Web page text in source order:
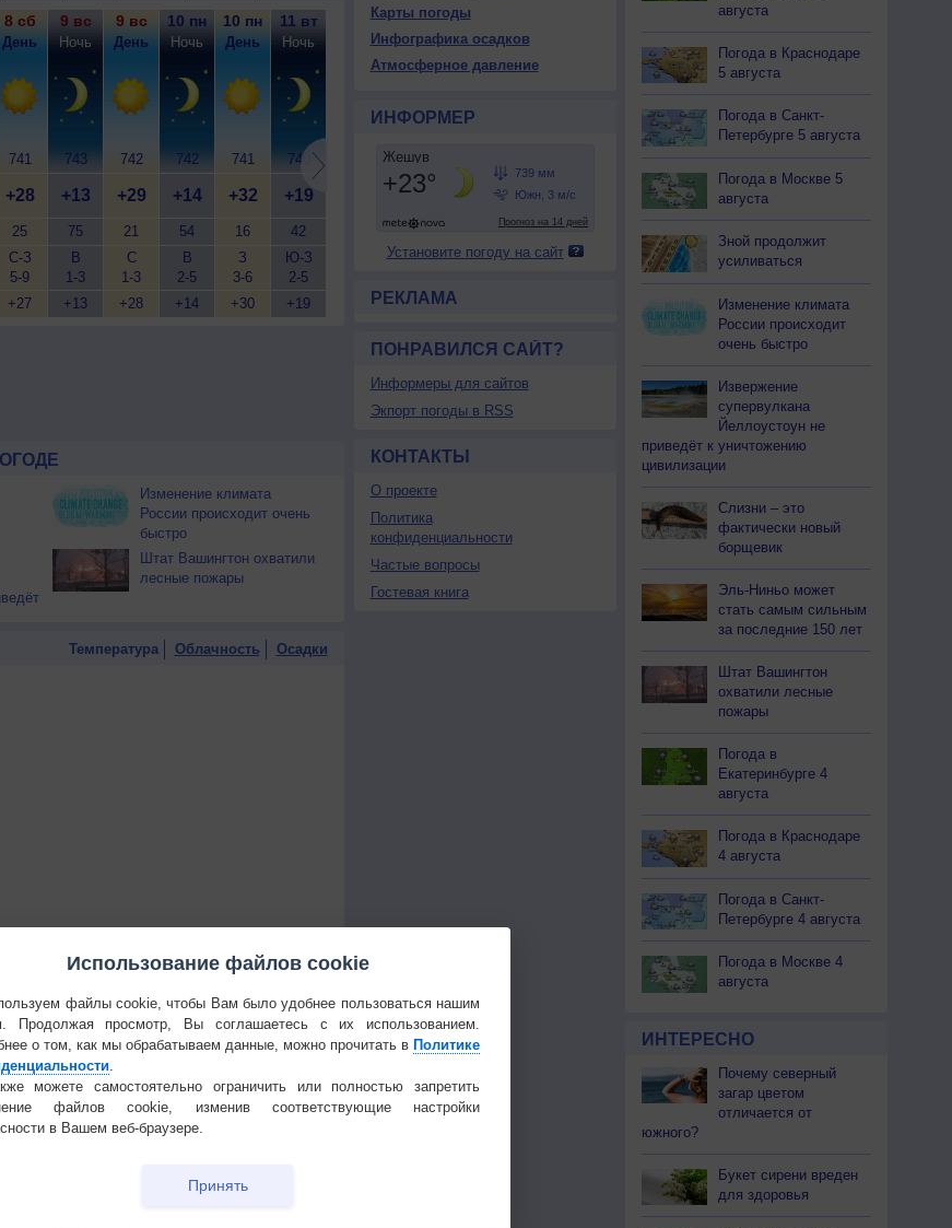
8 сб
День
741
+28
25
С-З
5-9
+27
9 вс
Ночь
743
+13
75
В
1-3
+13
9 вс
День
742
+29
21
С
1-3
+28
10 пн
Ночь
742
+14
54
В
2-5
+14
10 пн
День
741
+32
16
З
3-6
+30
11 вт
Ночь
740
+19
42
Ю-З
2-5
+19
11 вт
День
12 ср
Ночь
742
+16
56
В
+16
12 ср
День
+33
С
+31
Ночь
+19
49
Ю
+32
20
С-З
Штиль
+34
16
3-6
+31
15 сб
+18
52
Ю-В
+18
С-В
+33
+25
Изменение климата
России происходит очень
быстро
Штат Вашингтон охватили
лесные пожары
Температура Облачность Осадки
подробных данных
повсеместно поспел хлеб. Наступает пора
веники.
Букет сирени вреден для
здоровья
Карты погоды
Инфографика осадков
Атмосферное давление
ИНФОРМЕР
Установите погоду на сайт
РЕКЛАМА
ПОНРАВИЛСЯ САЙТ?
Информеры для сайтов
Экпорт погоды в RSS
КОНТАКТЫ
О проекте
Политика
конфиденциальности
Частые вопросы
Гостевая книга
августа
Погода в Краснодаре
5 августа
Погода в Санкт-
Петербурге 5 августа
Погода в Москве 5
августа
Зной продолжит
усиливаться
Изменение климата
России происходит
очень быстро
Извержение
супервулкана
Йеллоустоун не
приведёт к уничтожению
цивилизации
Слизни – это
фактически новый
борщевик
Эль-Ниньо может
стать самым сильным
за последние 150 лет
Штат Вашингтон
охватили лесные
пожары
Погода в
Екатеринбурге 4
августа
Погода в Краснодаре
4 августа
Погода в Санкт-
Петербурге 4 августа
Погода в Москве 4
августа
ИНТЕРЕСНО
Почему северный
загар цветом
отличается от
южного?
Букет сирени вреден
для здоровья
Использование файлов cookie
файлы cookie, чтобы Вам было удобнее пользоваться нашим
Продолжая просмотр, Вы соглашаетесь с их использованием.
о том, как мы обрабатываем данные, можно прочитать в Политике
можете самостоятельно ограничить или полностью запретить
файлов cookie, изменив соответствующие настройки
в Вашем веб-браузере.
Принять